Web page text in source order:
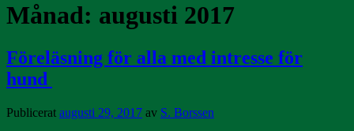
Månad: augusti 2017
Föreläsning för alla med intresse för
hund
Publicerat augusti 29, 2017 av S. Borssen